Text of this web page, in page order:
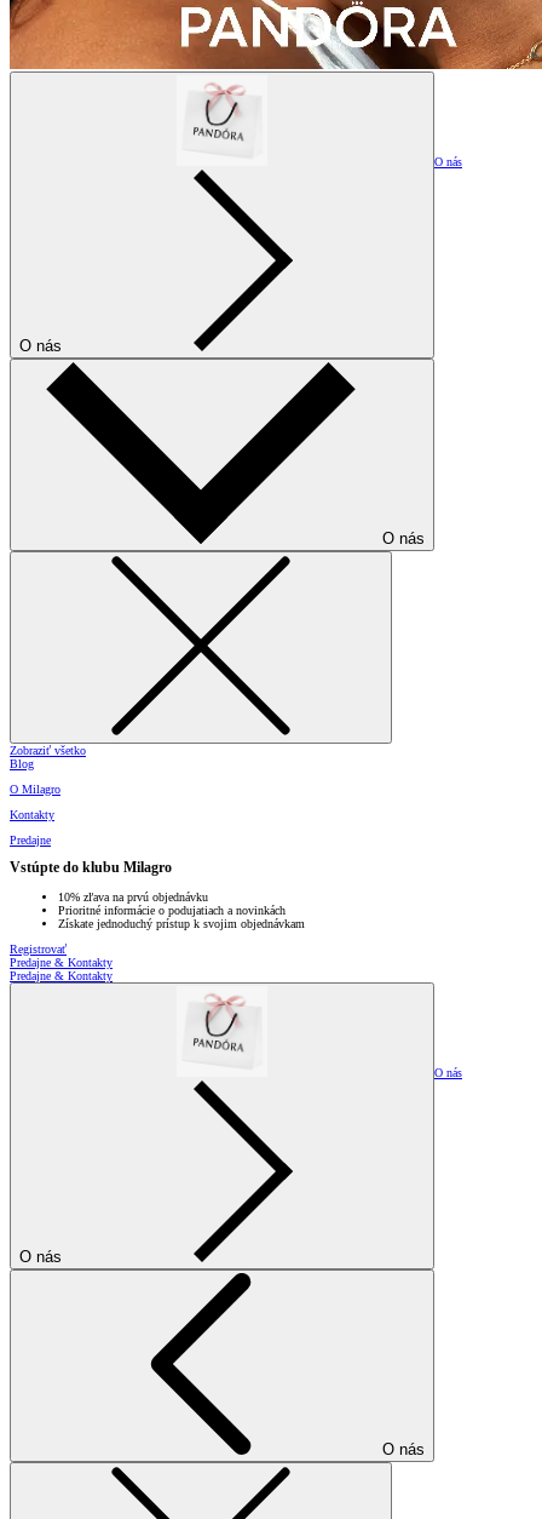
O nás
O nás
O nás
Zobraziť všetko
Blog
O Milagro
Kontakty
Predajne
Vstúpte do klubu Milagro
10% zľava na prvú objednávku
Prioritné informácie o podujatiach a novinkách
Získate jednoduchý prístup k svojim objednávkam
Registrovať
Predajne & Kontakty
Predajne & Kontakty
O nás
O nás
O nás